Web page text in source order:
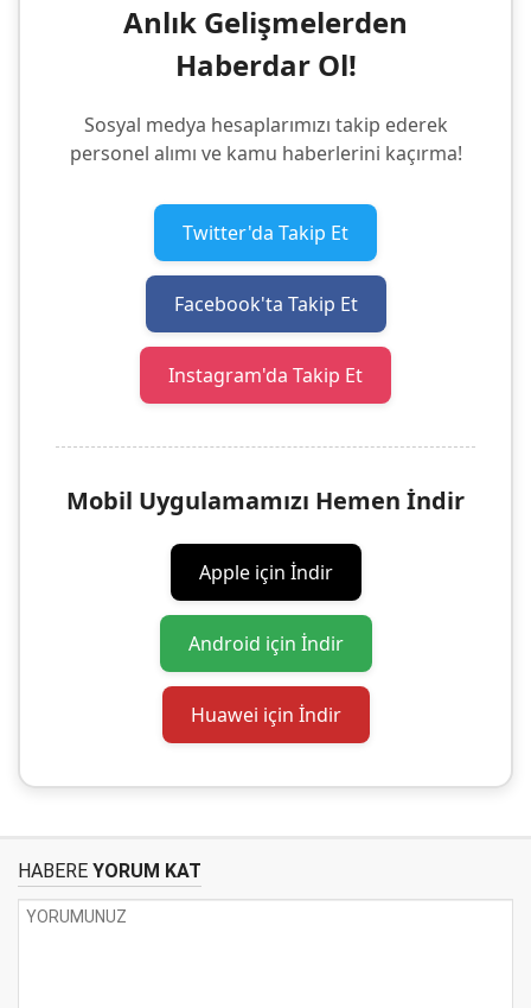
Anlık Gelişmelerden
Haberdar Ol!
Sosyal medya hesaplarımızı takip ederek
personel alımı ve kamu haberlerini kaçırma!
Twitter'da Takip Et
Facebook'ta Takip Et
Instagram'da Takip Et
Mobil Uygulamamızı Hemen İndir
Apple için İndir
Android için İndir
Huawei için İndir
HABERE YORUM KAT